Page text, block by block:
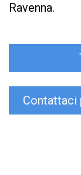
Ravenna.
Contattaci